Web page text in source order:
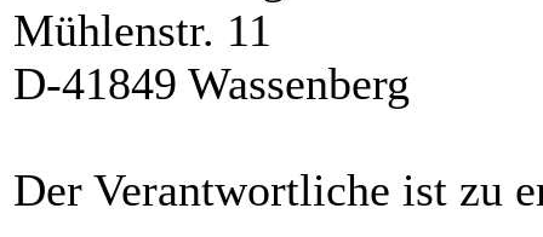
Mühlenstr. 11
D-41849 Wassenberg
Der Verantwortliche ist zu